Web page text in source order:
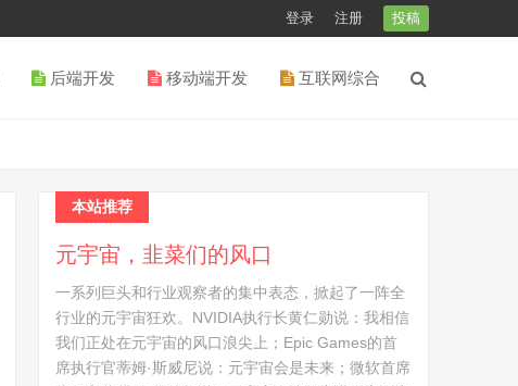
登录 注册 投稿
后端开发 移动端开发 互联网综合
本站推荐
元宇宙，韭菜们的风口
一系列巨头和行业观察者的集中表态，掀起了一阵全
行业的元宇宙狂欢。NVIDIA执行长黄仁勋说：我相信
我们正处在元宇宙的风口浪尖上；Epic Games的首
席执行官蒂姆·斯威尼说：元宇宙会是未来；微软首席